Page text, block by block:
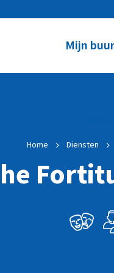
Mijn
Home Diensten